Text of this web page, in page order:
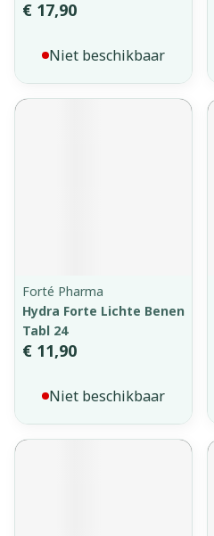
€ 17,90
Niet beschikbaar
Forté Pharma
Hydra Forte Lichte Benen
Tabl 24
€ 11,90
Niet beschikbaar